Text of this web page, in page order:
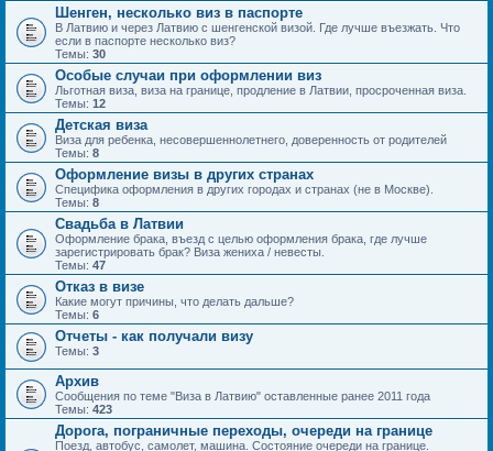
Шенген, несколько виз в паспорте
В Латвию и через Латвию с шенгенской визой. Где лучше въезжать. Что
если в паспорте несколько виз?
Темы: 30
Особые случаи при оформлении виз
Льготная виза, виза на границе, продление в Латвии, просроченная виза.
Темы: 12
Детская виза
Виза для ребенка, несовершеннолетнего, доверенность от родителей
Темы: 8
Оформление визы в других странах
Специфика оформления в других городах и странах (не в Москве).
Темы: 8
Свадьба в Латвии
Оформление брака, въезд с целью оформления брака, где лучше
зарегистрировать брак? Виза жениха / невесты.
Темы: 47
Отказ в визе
Какие могут причины, что делать дальше?
Темы: 6
Отчеты - как получали визу
Темы: 3
Архив
Сообщения по теме "Виза в Латвию" оставленные ранее 2011 года
Темы: 423
Дорога, пограничные переходы, очереди на границе
Поезд, автобус, самолет, машина. Состояние очереди на границе.